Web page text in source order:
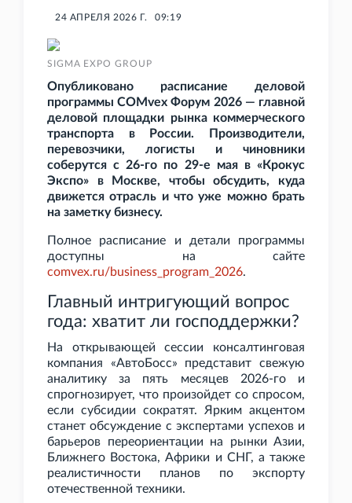
24 АПРЕЛЯ 2026 Г. 09:19
SIGMA EXPO GROUP
Опубликовано расписание деловой
программы COMvex Форум 2026 — главной
деловой площадки рынка коммерческого
транспорта в России. Производители,
перевозчики, логисты и чиновники
соберутся с 26-го по 29-е мая в «Крокус
Экспо» в Москве, чтобы обсудить, куда
движется отрасль и что уже можно брать
на заметку бизнесу.
Полное расписание и детали программы
доступны на сайте
comvex.ru/business_program_2026.
Главный интригующий вопрос
года: хватит ли господдержки?
На открывающей сессии консалтинговая
компания «АвтоБосс» представит свежую
аналитику за пять месяцев 2026-го и
спрогнозирует, что произойдет со спросом,
если субсидии сократят. Ярким акцентом
станет обсуждение с экспертами успехов и
барьеров переориентации на рынки Азии,
Ближнего Востока, Африки и СНГ, а также
реалистичности планов по экспорту
отечественной техники.